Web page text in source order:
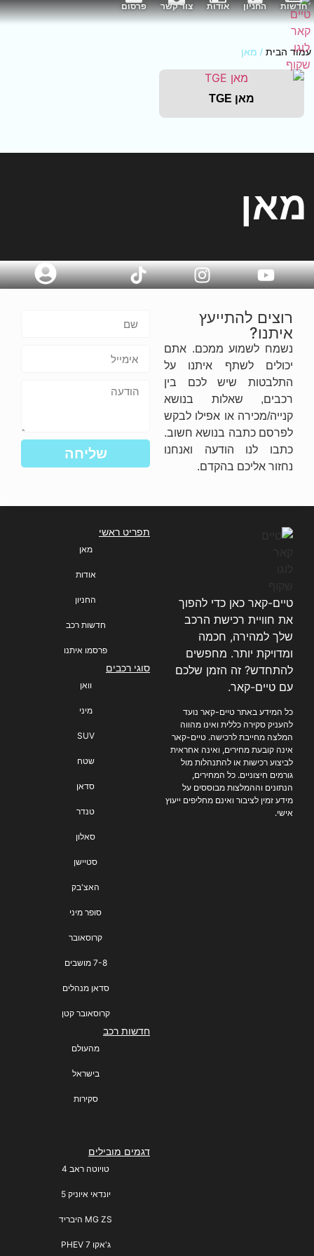
חדשות החניון אודות צור קשר פרסום
עמוד הבית / מאן
מאן TGE
מאן
רוצים להתייעץ
איתנו?
נשמח לשמוע ממכם. אתם
יכולים לשתף איתנו על
התלבטות שיש לכם בין
רכבים, שאלות בנושא
קנייה/מכירה או אפילו לבקש
לפרסם כתבה בנושא חשוב.
כתבו לנו הודעה ואנחנו
נחזור אליכם בהקדם.
שליחה
תפריט ראשי
מאן
אודות
החניון
חדשות רכב
פרסמו איתנו
סוגי רכבים
וואן
מיני
SUV
שטח
סדאן
טנדר
סאלון
סטיישן
האצ'בק
סופר מיני
קרוסאובר
7-8 מושבים
סדאן מנהלים
קרוסאובר קטן
חדשות רכב
מהעולם
בישראל
סקירות
דגמים מובילים
טויוטה ראב 4
יונדאי איוניק 5
MG ZS היבריד
ג'אקו 7 PHEV
טיים-קאר כאן כדי להפוך
את חוויית רכישת הרכב
שלך למהירה, חכמה
ומדויקת יותר. מחפשים
להתחדש? זה הזמן שלכם
עם טיים-קאר.
כל המידע באתר טיים-קאר נועד
להעניק סקירה כללית ואינו מהווה
המלצה מחייבת לרכישה. טיים-קאר
אינה קובעת מחירים, ואינה אחראית
לביצוע רכישות או להתנהלות מול
גורמים חיצוניים. כל המחירים,
הנתונים וההמלצות מבוססים על
מידע זמין לציבור ואינם מחליפים ייעוץ
אישי.